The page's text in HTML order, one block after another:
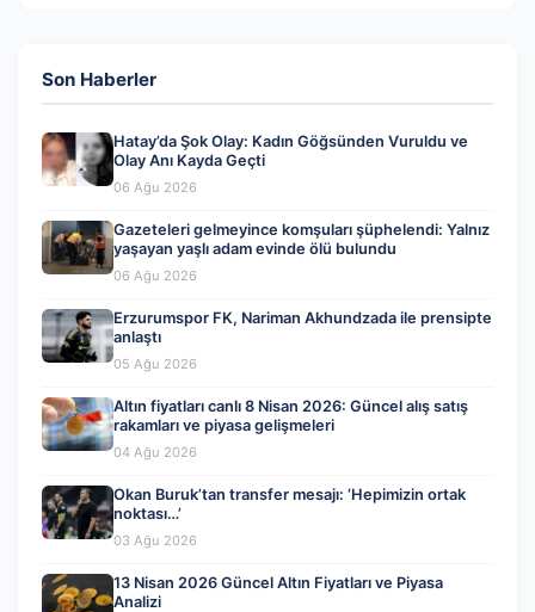
Son Haberler
Hatay’da Şok Olay: Kadın Göğsünden Vuruldu ve
Olay Anı Kayda Geçti
06 Ağu 2026
Gazeteleri gelmeyince komşuları şüphelendi: Yalnız
yaşayan yaşlı adam evinde ölü bulundu
06 Ağu 2026
Erzurumspor FK, Nariman Akhundzada ile prensipte
anlaştı
05 Ağu 2026
Altın fiyatları canlı 8 Nisan 2026: Güncel alış satış
rakamları ve piyasa gelişmeleri
04 Ağu 2026
Okan Buruk’tan transfer mesajı: ‘Hepimizin ortak
noktası…’
03 Ağu 2026
13 Nisan 2026 Güncel Altın Fiyatları ve Piyasa
Analizi